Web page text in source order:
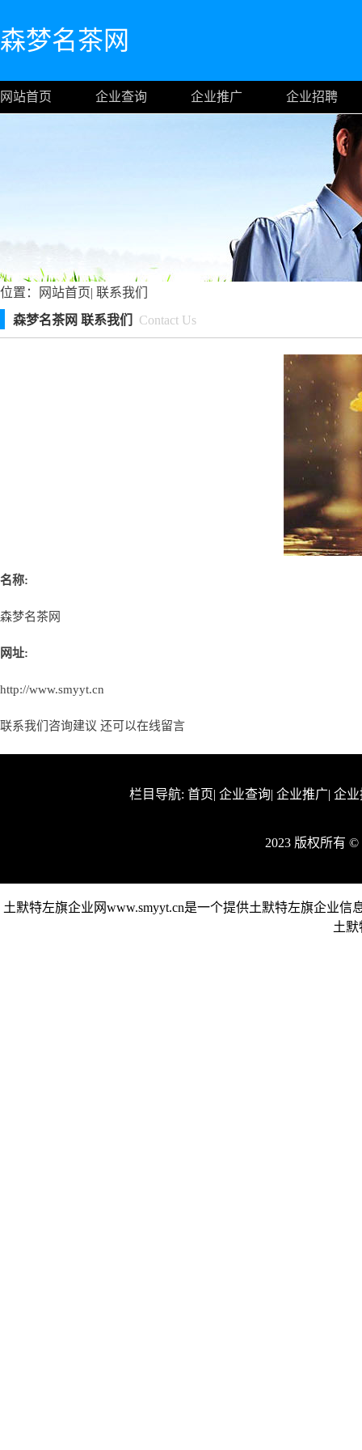
森梦名茶网
网站首页 企业查询 企业推广 企业招聘
位置： 网站首页| 联系我们
森梦名茶网 联系我们
Contact Us
名称:
森梦名茶网
网址:
http://www.smyyt.cn
联系我们咨询建议 还可以在线留言
栏目导航: 首页| 企业查询| 企业推广| 企
2023 版权所有
土默特左旗企业网www.smyyt.cn是一个提供土默特左旗企业
土